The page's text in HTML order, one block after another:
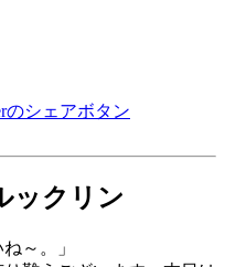
ックリン
～。」